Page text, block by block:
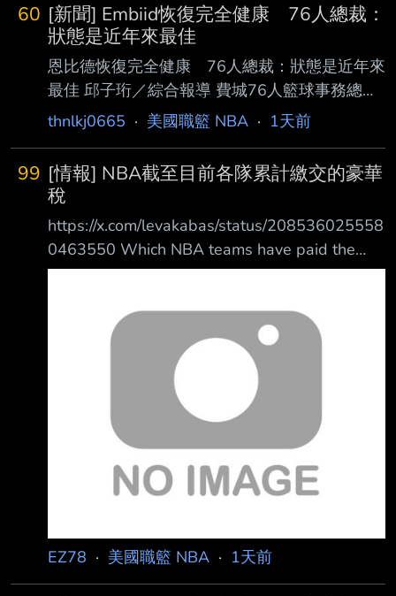
60 [新聞] Embiid恢復完全健康 76人總裁：
狀態是近年來最佳
恩比德恢復完全健康 76人總裁：狀態是近年來
最佳 邱子珩／綜合報導 費城76人籃球事務總裁
甘西（Mike Gansey）近日透露，明星中鋒恩比
西接受費城電台《97.5 The Fanatic》節目
《Middays With Marks》訪問時表示，恩比 德
如今已經完全健康，目前甚至是近年最健康的狀
態。對於過去長期受到膝傷困擾的恩比 德而
言，這項進展無疑替76人注入一劑強心針。 恩
thnlkj0665 · 美國職籃 NBA · 1天前
99 [情報] NBA截至目前各隊累計繳交的豪華
稅
https://x.com/levakabas/status/208536025558
0463550 Which NBA teams have paid the
most luxury tax over the years? 哪支NBA球隊
https://i.verb.tw/ZWOSswlQ.jpg 800K 0 0 註:豪
華稅2002年開始徵收 --
EZ78 · 美國職籃 NBA · 1天前